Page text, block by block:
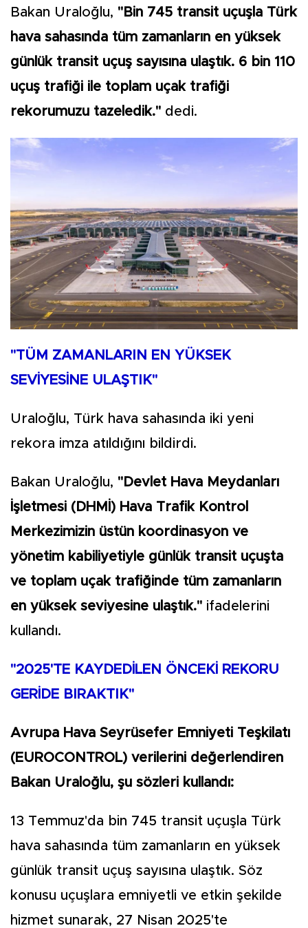
Bakan Uraloğlu, "Bin 745 transit uçuşla Türk
hava sahasında tüm zamanların en yüksek
günlük transit uçuş sayısına ulaştık. 6 bin 110
uçuş trafiği ile toplam uçak trafiği
rekorumuzu tazeledik." dedi.
"TÜM ZAMANLARIN EN YÜKSEK
SEVİYESİNE ULAŞTIK"
Uraloğlu, Türk hava sahasında iki yeni
rekora imza atıldığını bildirdi.
Bakan Uraloğlu, "Devlet Hava Meydanları
İşletmesi (DHMİ) Hava Trafik Kontrol
Merkezimizin üstün koordinasyon ve
yönetim kabiliyetiyle günlük transit uçuşta
ve toplam uçak trafiğinde tüm zamanların
en yüksek seviyesine ulaştık." ifadelerini
kullandı.
"2025'TE KAYDEDİLEN ÖNCEKİ REKORU
GERİDE BIRAKTIK"
Avrupa Hava Seyrüsefer Emniyeti Teşkilatı
(EUROCONTROL) verilerini değerlendiren
Bakan Uraloğlu, şu sözleri kullandı:
13 Temmuz'da bin 745 transit uçuşla Türk
hava sahasında tüm zamanların en yüksek
günlük transit uçuş sayısına ulaştık. Söz
konusu uçuşlara emniyetli ve etkin şekilde
hizmet sunarak, 27 Nisan 2025'te